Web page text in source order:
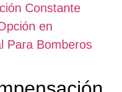
Constante
en
Para Bomberos